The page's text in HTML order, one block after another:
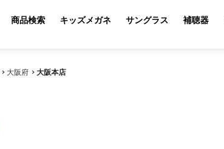
商品検索 キッズメガネ サングラス 補聴器
大阪府 大阪本店